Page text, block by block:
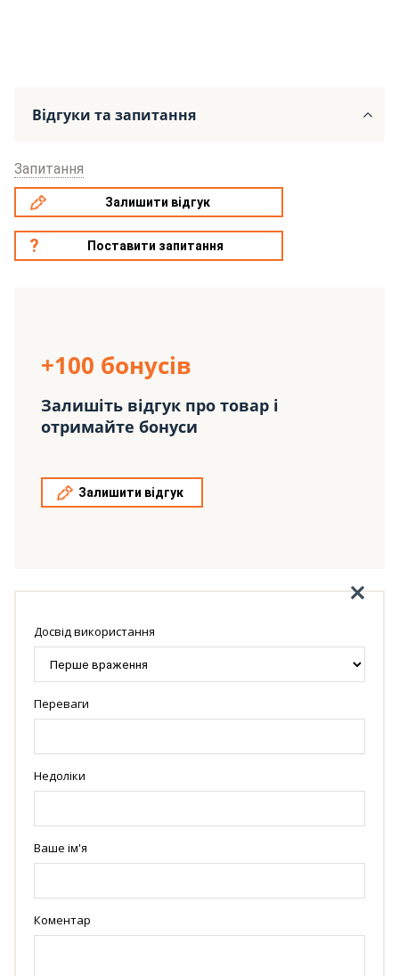
Відгуки та запитання
Запитання
Залишити відгук
Поставити запитання
+100 бонусів
Залишіть відгук про товар і
отримайте бонуси
Залишити відгук
Досвід використання
Переваги
Недоліки
Ваше ім'я
Коментар